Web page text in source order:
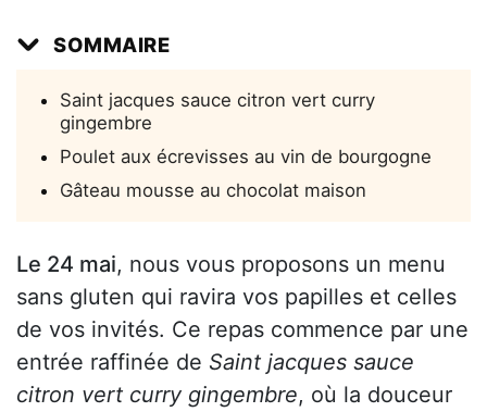
SOMMAIRE
Saint jacques sauce citron vert curry
gingembre
Poulet aux écrevisses au vin de bourgogne
Gâteau mousse au chocolat maison
Le 24 mai, nous vous proposons un menu
sans gluten qui ravira vos papilles et celles
de vos invités. Ce repas commence par une
entrée raffinée de Saint jacques sauce
citron vert curry gingembre, où la douceur